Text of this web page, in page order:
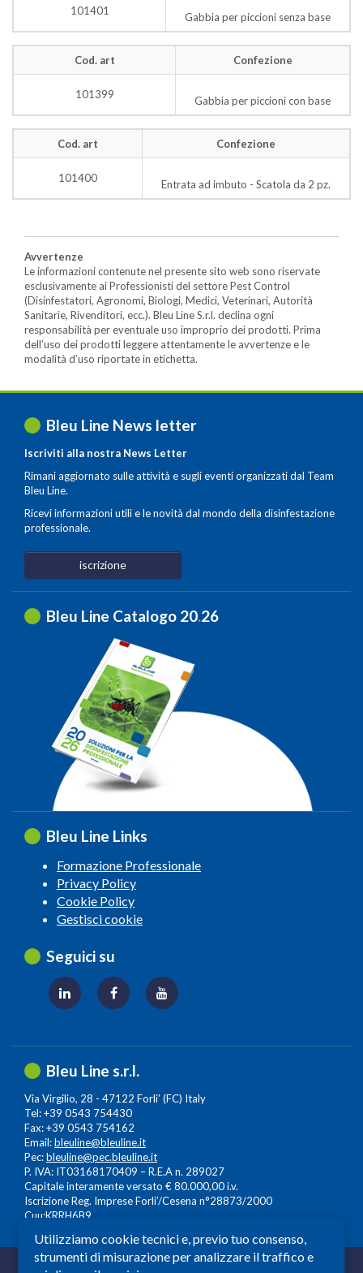
101401 Gabbia per piccioni senza base
Cod. art Confezione
101399 Gabbia per piccioni con base
Cod. art Confezione
101400 Entrata ad imbuto - Scatola da 2 pz.
Avvertenze
Le informazioni contenute nel presente sito web sono riservate
esclusivamente ai Professionisti del settore Pest Control
(Disinfestatori, Agronomi, Biologi, Medici, Veterinari, Autorità
Sanitarie, Rivenditori, ecc.). Bleu Line S.r.l. declina ogni
responsabilità per eventuale uso improprio dei prodotti. Prima
dell’uso dei prodotti leggere attentamente le avvertenze e le
modalità d’uso riportate in etichetta.
Bleu Line News letter
Iscriviti alla nostra News Letter
Rimani aggiornato sulle attività e sugli eventi organizzati dal Team
Bleu Line.
Ricevi informazioni utili e le novità dal mondo della disinfestazione
professionale.
iscrizione
Bleu Line Catalogo 20.26
Bleu Line Links
Formazione Professionale
Privacy Policy
Cookie Policy
Gestisci cookie
Seguici su
Bleu Line s.r.l.
Via Virgilio, 28 - 47122 Forli’ (FC) Italy
Tel: +39 0543 754430
Fax: +39 0543 754162
Email:bleuline@bleuline.it
Pec:bleuline@pec.bleuline.it
P. IVA: IT03168170409 – R.E.A n. 289027
Capitale interamente versato € 80.000,00 i.v.
Iscrizione Reg. Imprese Forli’/Cesena n°28873/2000
Cuu:KRRH6B9
© 2026 Copyright: Bleuline s.r.l. - All Rights Reserved
Utilizziamo cookie tecnici e, previo tuo consenso,
strumenti di misurazione per analizzare il traffico e